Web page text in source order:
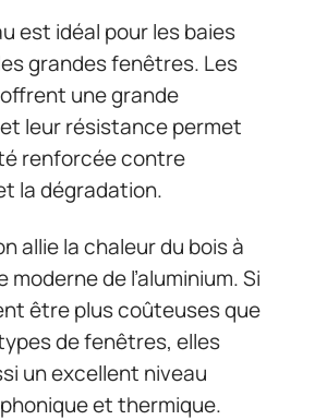
est idéal pour les baies
grandes fenêtres. Les
une grande
leur résistance permet
renforcée contre
la dégradation.
allie la chaleur du bois à
moderne de l’aluminium. Si
être plus coûteuses que
de fenêtres, elles
un excellent niveau
et thermique.